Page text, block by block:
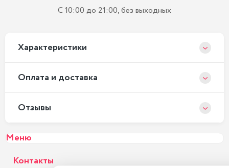
С 10:00 до 21:00, без выходных
Xарактеристики
Оплата и доставка
Отзывы
Меню
Контакты